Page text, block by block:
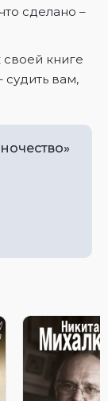
сделано –
книге
судить вам,